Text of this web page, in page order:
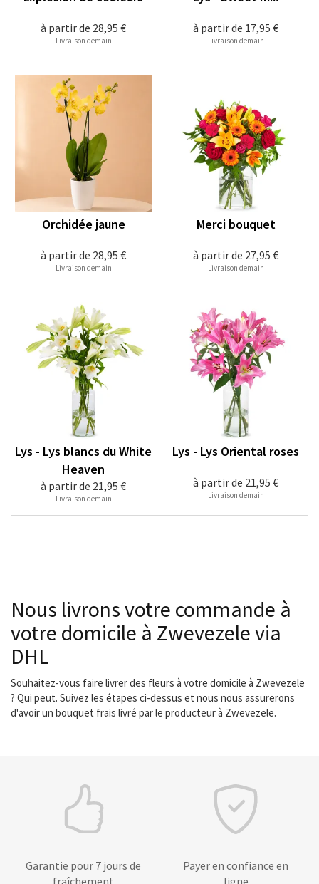
à partir de 28,95 €
Livraison demain
à partir de 17,95 €
Livraison demain
à partir de 28,95 €
Orchidée jaune
Livraison demain
à partir de 27,95 €
Merci bouquet
Livraison demain
à partir de 21,95 €
Lys - Lys blancs du White
Heaven
Livraison demain
à partir de 21,95 €
Lys - Lys Oriental roses
Livraison demain
Nous livrons votre commande à
votre domicile à Zwevezele via
DHL
Souhaitez-vous faire livrer des fleurs à votre domicile à Zwevezele
? Qui peut. Suivez les étapes ci-dessus et nous nous assurerons
d'avoir un bouquet frais livré par le producteur à Zwevezele.
Garantie pour 7 jours de
fraîchement
Payer en confiance en
ligne